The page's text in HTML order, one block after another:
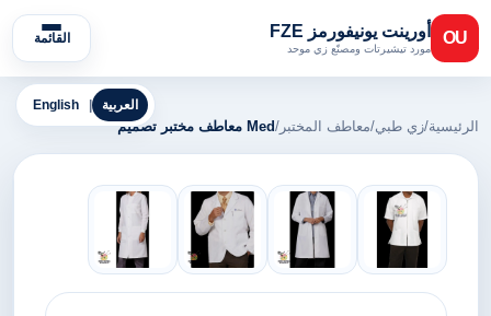
OU أورينت يونيفورمز FZE
مورد تيشيرتات ومصنّع زي موحد
القائمة
English العربية
الرئيسية/زي طبي/معاطف المختبر /Med معاطف مختبر تصميم